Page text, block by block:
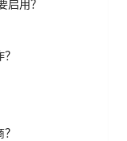
启用？